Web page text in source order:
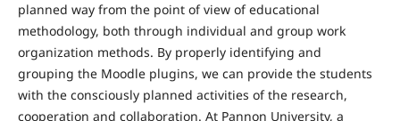
planned way from the point of view of educational
methodology, both through individual and group work
organization methods. By properly identifying and
grouping the Moodle plugins, we can provide the students
with the consciously planned activities of the research,
cooperation and collaboration. At Pannon University, a